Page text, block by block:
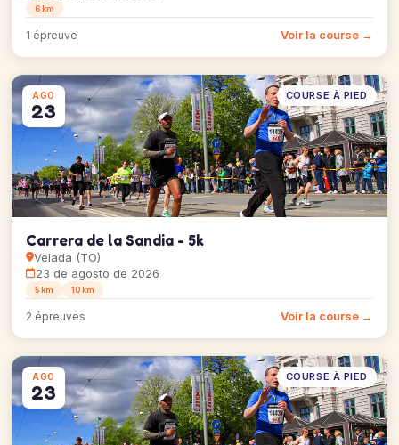
6 km
1 épreuve Voir la course →
AGO
23
COURSE À PIED
Carrera de la Sandia - 5k
Velada (TO)
23 de agosto de 2026
5 km 10 km
2 épreuves Voir la course →
AGO
23
COURSE À PIED